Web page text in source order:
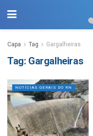
Capa Tag Gargalheiras
Tag: Gargalheiras
NOTÍCIAS GERAIS DO RN